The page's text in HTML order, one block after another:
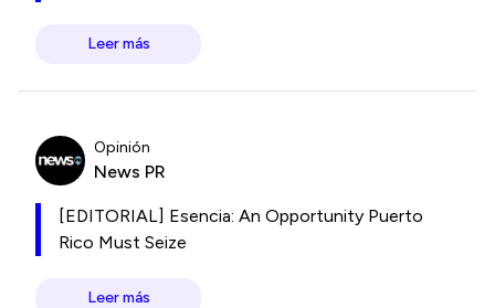
Leer más
Opinión
News PR
[EDITORIAL] Esencia: An Opportunity Puerto
Rico Must Seize
Leer más